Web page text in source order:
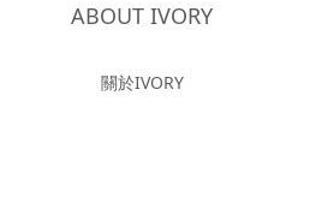
ABOUT IVORY
關於IVORY